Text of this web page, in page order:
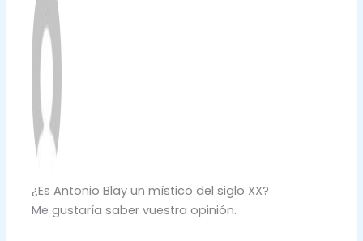
¿Es Antonio Blay un místico del siglo XX?
Me gustaría saber vuestra opinión.